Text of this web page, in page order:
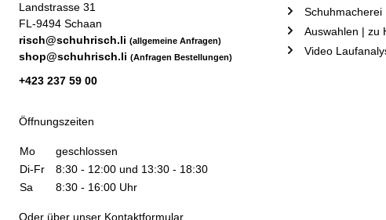
Landstrasse 31
FL-9494 Schaan
risch@schuhrisch.li (allgemeine Anfragen)
shop@schuhrisch.li (Anfragen Bestellungen)
+423 237 59 00
Öffnungszeiten
Mo
geschlossen
Di-Fr
8:30 - 12:00 und 13:30 - 18:30
Sa
8:30 - 16:00 Uhr
Oder über unser Kontaktformular.
Schuhmacherei
Auswahlen | zu
Video